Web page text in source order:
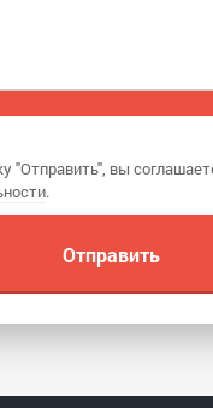
"Отправить", вы
.